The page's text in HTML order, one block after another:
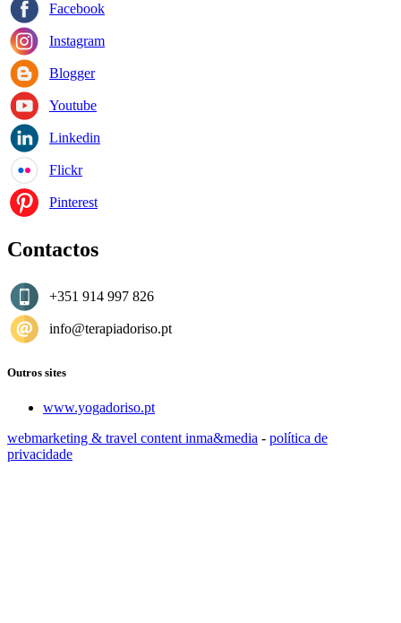
Facebook
Instagram
Blogger
Youtube
Linkedin
Flickr
Pinterest
Contactos
+351 914 997 826
info@terapiadoriso.pt
Outros sites
www.yogadoriso.pt
webmarketing & travel content inma&media - política de
privacidade